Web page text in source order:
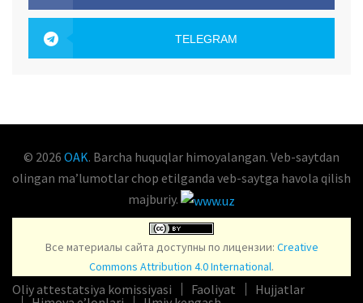
TELEGRAM
© 2026 OAK. Barcha huquqlar himoyalangan. Veb-saytdan
olingan maʼlumotlar chop etilganda veb-saytga havola qilish
majburiy.
Все материалы сайта доступны по лицензии: Creative
Commons Attribution 4.0 International.
Oliy attestatsiya komissiyasi Faoliyat
Hujjatlar